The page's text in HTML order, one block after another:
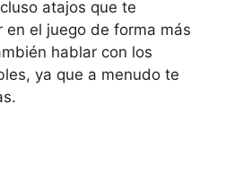
atajos que te
en el juego de forma más
hablar con los
ya que a menudo te